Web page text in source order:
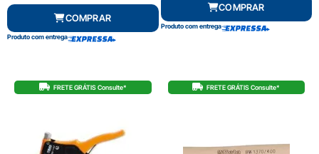
COMPRAR
Produto com entrega
COMPRAR
Produto com entrega
FRETE GRÁTIS Consulte* FRETE GRÁTIS Consulte*